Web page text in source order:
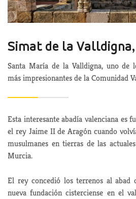
Simat de la
Santa María de la Valldigna, uno de
más impresionantes de la Comunidad
Esta interesante abadía valenciana es
el rey Jaime II de Aragón cuando
musulmanes en tierras de las
Murcia.
El rey concedió los terrenos al abad
nueva fundación cisterciense en el